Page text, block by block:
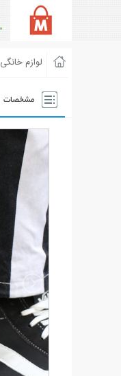
لوازم خانگی
مشخصات